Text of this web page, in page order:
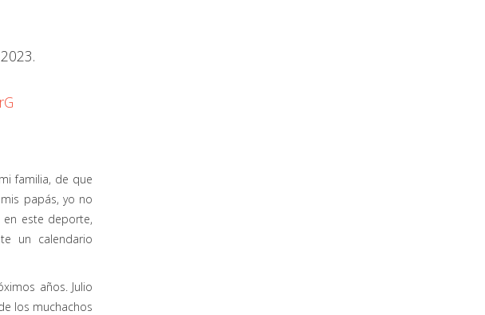
familia, de que
papás, yo no
en este deporte,
un calendario
años. Julio
los muchachos